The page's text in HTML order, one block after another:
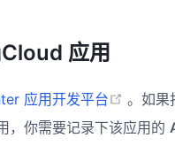
应用
应用开发平台 。如果
，你需要记录下该应用的